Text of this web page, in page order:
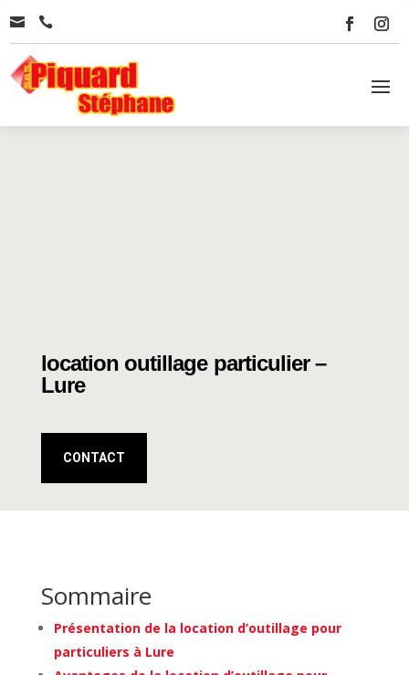
 
location outillage particulier –
Lure
CONTACT
Sommaire
Présentation de la location d’outillage pour
particuliers à Lure